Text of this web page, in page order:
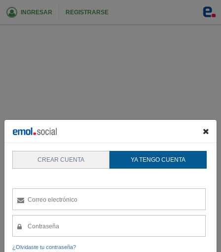
CREAR CUENTA YA TENGO CUENTA
¿Olvidaste tu contraseña?
INGRESAR REGISTRARSE